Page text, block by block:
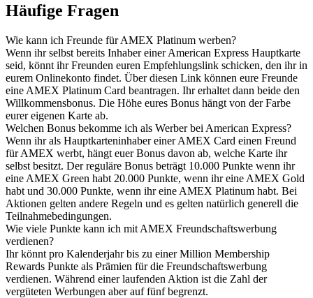
Häufige Fragen
Wie kann ich Freunde für AMEX Platinum werben?
Wenn ihr selbst bereits Inhaber einer American Express Hauptkarte
seid, könnt ihr Freunden euren Empfehlungslink schicken, den ihr in
eurem Onlinekonto findet. Über diesen Link können eure Freunde
eine AMEX Platinum Card beantragen. Ihr erhaltet dann beide den
Willkommensbonus. Die Höhe eures Bonus hängt von der Farbe
eurer eigenen Karte ab.
Welchen Bonus bekomme ich als Werber bei American Express?
Wenn ihr als Hauptkarteninhaber einer AMEX Card einen Freund
für AMEX werbt, hängt euer Bonus davon ab, welche Karte ihr
selbst besitzt. Der reguläre Bonus beträgt 10.000 Punkte wenn ihr
eine AMEX Green habt 20.000 Punkte, wenn ihr eine AMEX Gold
habt und 30.000 Punkte, wenn ihr eine AMEX Platinum habt. Bei
Aktionen gelten andere Regeln und es gelten natürlich generell die
Teilnahmebedingungen.
Wie viele Punkte kann ich mit AMEX Freundschaftswerbung
verdienen?
Ihr könnt pro Kalenderjahr bis zu einer Million Membership
Rewards Punkte als Prämien für die Freundschaftswerbung
verdienen. Während einer laufenden Aktion ist die Zahl der
vergüteten Werbungen aber auf fünf begrenzt.